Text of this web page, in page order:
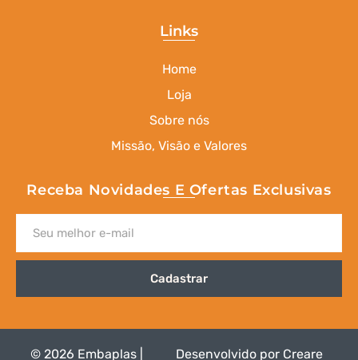
Links
Home
Loja
Sobre nós
Missão, Visão e Valores
Receba Novidades E Ofertas Exclusivas
Cadastrar
© 2026 Embaplas | Desenvolvido por Creare